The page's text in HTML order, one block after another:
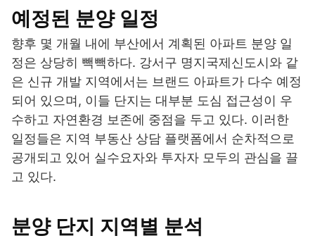
예정된 분양 일정
향후 몇 개월 내에 부산에서 계획된 아파트 분양 일
정은 상당히 빽빽하다. 강서구 명지국제신도시와 같
은 신규 개발 지역에서는 브랜드 아파트가 다수 예정
되어 있으며, 이들 단지는 대부분 도심 접근성이 우
수하고 자연환경 보존에 중점을 두고 있다. 이러한
일정들은 지역 부동산 상담 플랫폼에서 순차적으로
공개되고 있어 실수요자와 투자자 모두의 관심을 끌
고 있다.
분양 단지 지역별 분석